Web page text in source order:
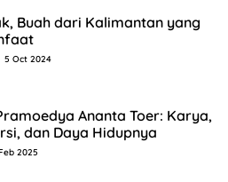
Buah dari Kalimantan yang
5 Oct 2024
Ananta Toer: Karya,
dan Daya Hidupnya
2025